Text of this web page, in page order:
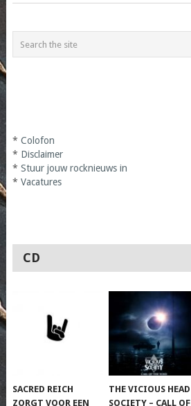
* Colofon
* Disclaimer
* Stuur jouw rocknieuws in
* Vacatures
CD
SACRED REICH
ZORGT VOOR EEN
THE VICIOUS HEAD
SOCIETY – CALL OF